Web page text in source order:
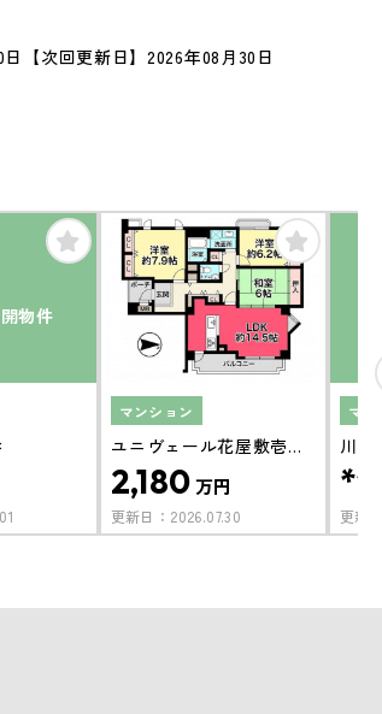
【次回更新日】2026年08月30日
物件
マンション
ユニヴェール花屋敷壱号
館
2,180万円
更新日： 2026.07.30
マン
川西
更新日